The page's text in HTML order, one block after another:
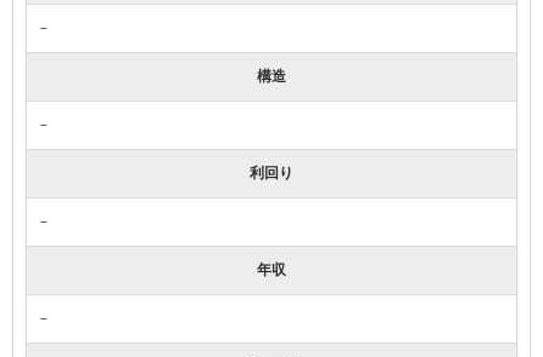
－
構造
－
利回り
－
年収
－